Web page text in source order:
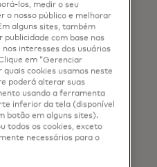
de todas
a
com o
e o
e
de Paris XI-
e na
los, medir o seu
o nosso público e melhorar
alguns sites, também
publicidade com base nas
interesses dos usuários
em “Gerenciar
quais cookies usamos neste
poderá alterar suas
usando a ferramenta
inferior da tela (disponível
botão em alguns sites).
todos os cookies, exceto
necessários para o